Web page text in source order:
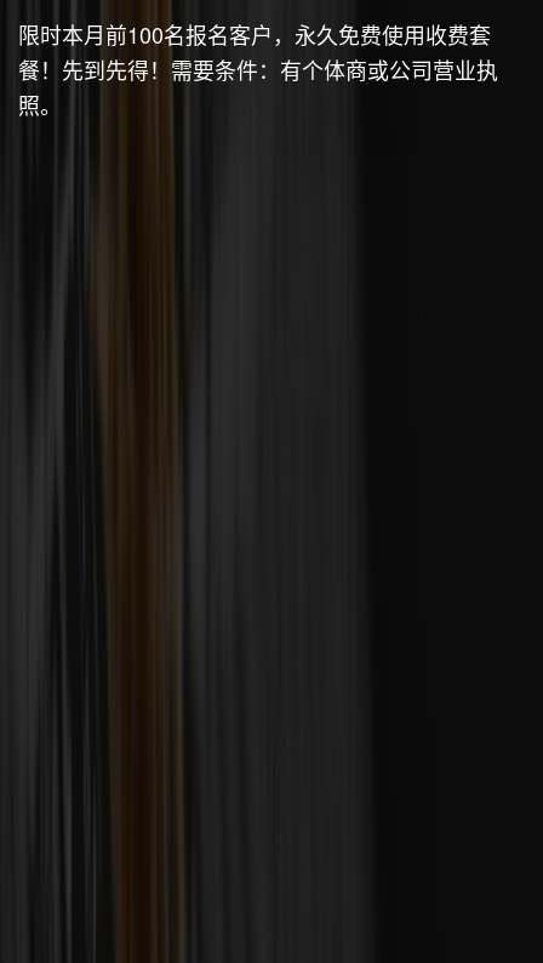
限时本月前100名报名客户，永久免费使用收费套
餐！先到先得！需要条件：有个体商或公司营业执
照。